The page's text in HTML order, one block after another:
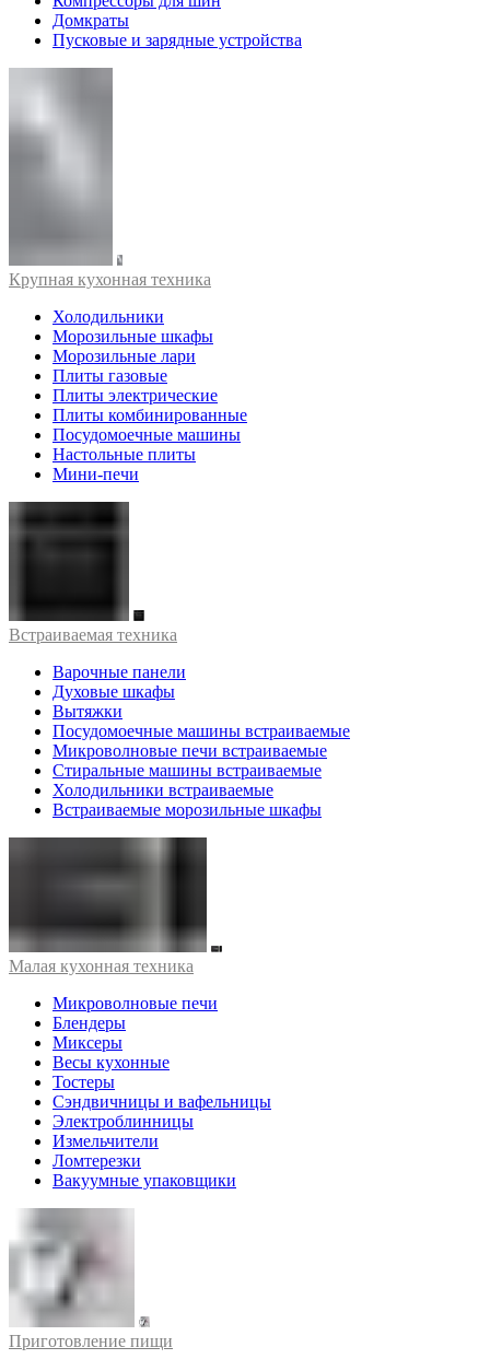
Домкраты
Пусковые и зарядные устройства
Крупная кухонная техника
Холодильники
Морозильные шкафы
Морозильные лари
Плиты газовые
Плиты электрические
Плиты комбинированные
Посудомоечные машины
Настольные плиты
Мини-печи
Встраиваемая техника
Варочные панели
Духовые шкафы
Вытяжки
Посудомоечные машины встраиваемые
Микроволновые печи встраиваемые
Стиральные машины встраиваемые
Холодильники встраиваемые
Встраиваемые морозильные шкафы
Малая кухонная техника
Микроволновые печи
Блендеры
Миксеры
Весы кухонные
Тостеры
Сэндвичницы и вафельницы
Электроблинницы
Измельчители
Ломтерезки
Вакуумные упаковщики
Приготовление пищи